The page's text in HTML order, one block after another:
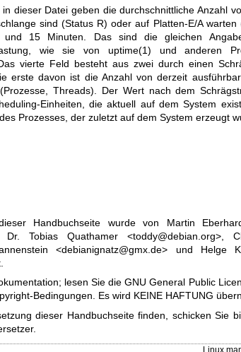
dieser Datei geben die durchschnittliche Anzahl
sind (Status R) oder auf Platten-E/A warten
15 Minuten. Das sind die gleichen
wie sie von uptime(1) und anderen
vierte Feld besteht aus zwei durch einen
erste davon ist die Anzahl von derzeit
Threads). Der Wert nach dem
Einheiten, die aktuell auf dem System
Prozesses, der zuletzt auf dem System erzeugt
Handbuchseite wurde von Martin
Dr. Tobias Quathamer <toddy@debian.org>,
<debianignatz@gmx.de> und Helge
lesen Sie dieGNU General Public
Bedingungen. Es wird KEINE HAFTUNG
dieser Handbuchseite finden, schicken Sie
.
Linux